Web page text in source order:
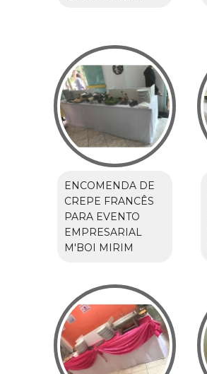
ENCOMENDA DE
CREPE FRANCÊS
PARA EVENTO
EMPRESARIAL
M'BOI MIRIM